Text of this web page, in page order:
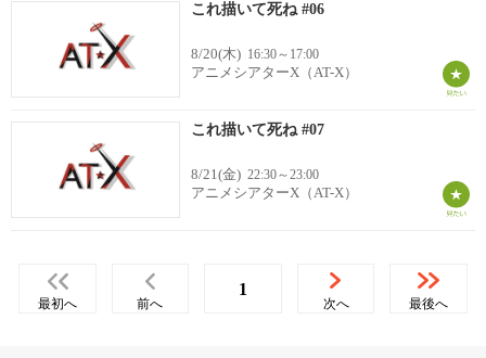
これ描いて死ね #06
8/20(木) 16:30～17:00
アニメシアターX（AT-X）
これ描いて死ね #07
8/21(金) 22:30～23:00
アニメシアターX（AT-X）
最初へ 前へ
1
次へ 最後へ